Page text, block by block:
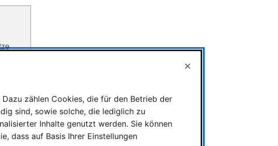
|
×
zählen Cookies, die für den Betrieb der
sind, sowie solche, die lediglich zu
Inhalte genutzt werden. Sie können
dass auf Basis Ihrer Einstellungen